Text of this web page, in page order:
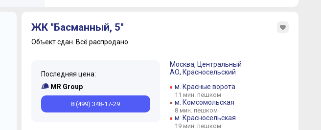
ЖК "Басманный, 5"
Объект сдан. Всё распродано.
Последняя цена:
MR Group
8 (499) 348-17-29
Москва, Центральный
АО, Красносельский
м. Красные ворота
11 мин. пешком
м. Комсомольская
8 мин. пешком
м. Красносельская
19 мин. пешком